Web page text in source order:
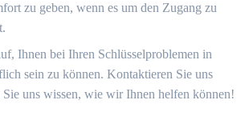
zu geben, wenn es um den Zugang zu
Ihnen bei Ihren Schlüsselproblemen in
sein zu können.​ Kontaktieren Sie uns
Sie uns wissen, wie wir Ihnen helfen können!​